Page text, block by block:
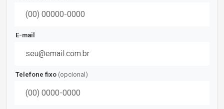
E-mail
Telefone fixo (opcional)